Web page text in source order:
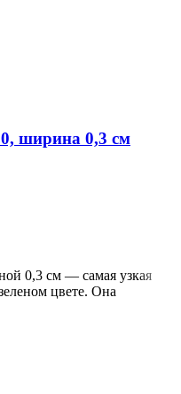
ширина 0,3 см
0,3 см — самая узкая
цвете. Она